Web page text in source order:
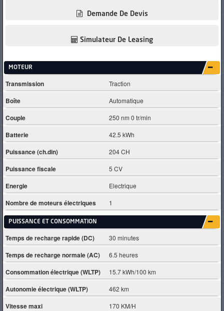
Demande De Devis
Simulateur De Leasing
MOTEUR
Transmission Traction
Boîte Automatique
Couple 250 nm 0 tr/min
Batterie 42.5 kWh
Puissance (ch.din) 204 CH
Puissance fiscale 5 CV
Energie Electrique
Nombre de moteurs électriques 1
PUISSANCE ET CONSOMMATION
Temps de recharge rapide (DC) 30 minutes
Temps de recharge normale (AC) 6.5 heures
Consommation électrique (WLTP) 15.7 kWh/100 km
Autonomie électrique (WLTP) 462 km
Vitesse maxi 170 KM/H